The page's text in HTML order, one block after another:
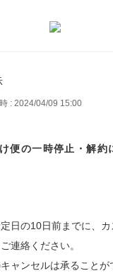
: 2024/04/09 15:00
便の一時停止・解約
日の10日前までに、
連絡ください。
ャンセルは承ることが